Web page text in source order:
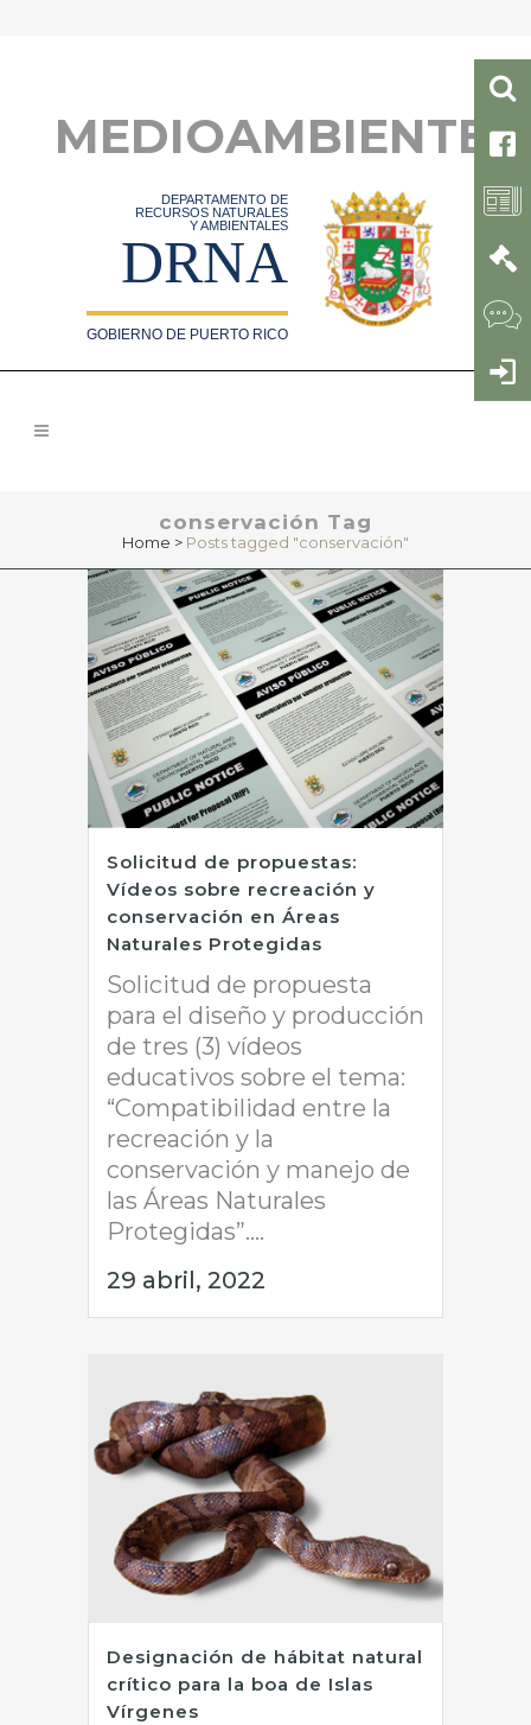
MEDIOAMBIENTE
DEPARTAMENTO DE
RECURSOS NATURALES
Y AMBIENTALES
DRNA
GOBIERNO DE PUERTO RICO
conservación Tag
Home > Posts tagged "conservación"
Solicitud de propuestas:
Vídeos sobre recreación y
conservación en Áreas
Naturales Protegidas
Solicitud de propuesta
para el diseño y producción
de tres (3) vídeos
educativos sobre el tema:
“Compatibilidad entre la
recreación y la
conservación y manejo de
las Áreas Naturales
Protegidas”....
29 abril, 2022
Designación de hábitat natural
crítico para la boa de Islas
Vírgenes